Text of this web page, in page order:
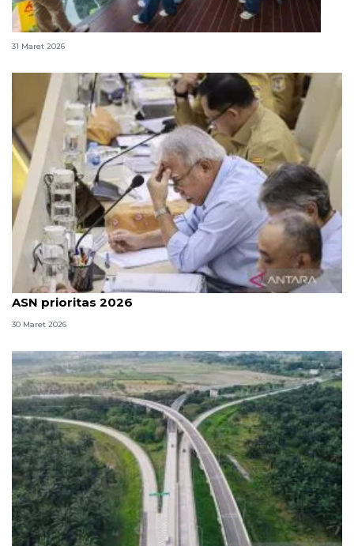
352.102 orang kunjungi IKN selama libur Idul Fitri
31 Maret 2026
OIKN: Pembangunan kawasan hingga pemindahan
ASN prioritas 2026
30 Maret 2026